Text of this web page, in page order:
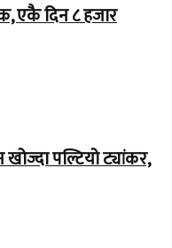
एकै दिन ८ हजार
पल्टियो ट्यांकर,